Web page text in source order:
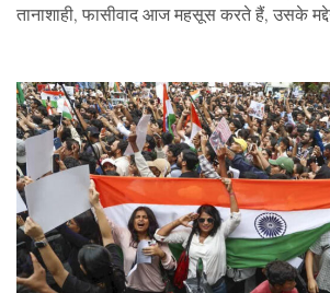
तानाशाही, फासीवाद आज महसूस करते हैं, उसके